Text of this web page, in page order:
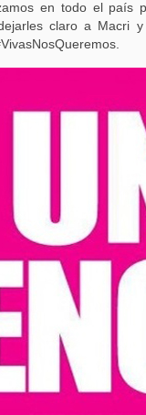
en todo el país
claro a Macri